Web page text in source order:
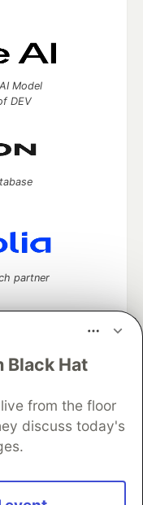
Black Hat
from the floor
discuss today's
Model
DEV
partner
keep up software
Videos
Advertise on DEV
Contact
Shop